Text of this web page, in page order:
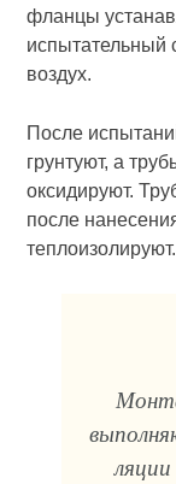
фланцы
испытательный
воздух.
После
грунтуют, а
оксидируют.
после
теплоизолируют.